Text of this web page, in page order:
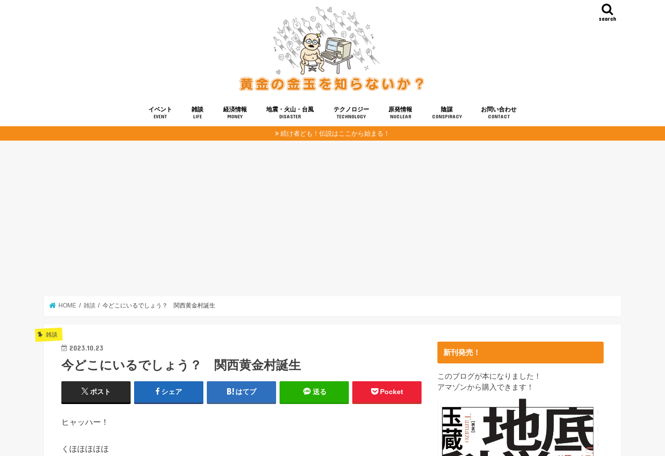
search
イベント
EVENT
雑談
LIFE
経済情報
MONEY
地震・火山・台風
DISASTER
テクノロジー
TECHNOLOGY
健康
宇宙
原発情報
NUCLEAR
陰謀
CONSPIRACY
お問い合わせ
CONTACT
続け者ども！伝説はここから始まる！
HOME 雑談 今どこにいるでしょう？ 関西黄金村誕生
雑談
2023.10.23
今どこにいるでしょう？ 関西黄金村誕生
ポスト シェア はてブ 送る Pocket
ヒャッハー！
くほほほほほ
新刊発売！
このブログが本になりました！
アマゾンから購入できます！